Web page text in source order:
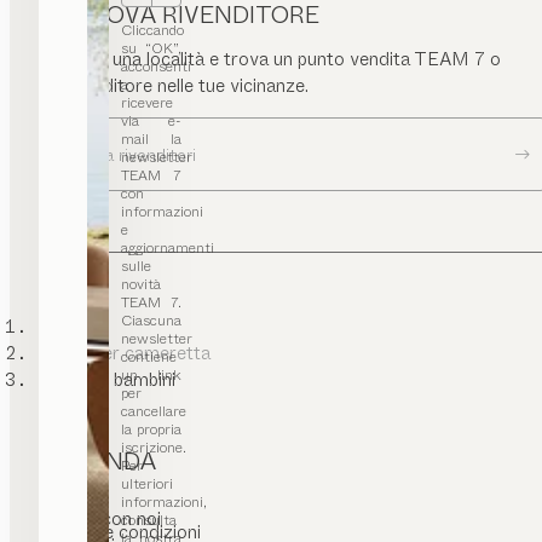
Cliccando
su “OK”,
acconsenti
a
ricevere
via e-
mail la
newsletter
TEAM 7
con
informazioni
e
aggiornamenti
sulle
novità
TEAM 7.
Ciascuna
newsletter
contiene
un link
per
cancellare
la propria
iscrizione.
Per
ulteriori
informazioni,
consulta
TROVA RIVENDITORE
Inserisci una località e trova un punto vendita TEAM 7 o
un rivenditore nelle tue vicinanze.
Ricerca rivenditori
Mobili per cameretta
Letti per bambini
L’AZIENDA
Contatti
Lavora con noi
Termini e condizioni